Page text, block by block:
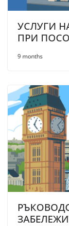
УСЛУГИ
ПРИ
9 months